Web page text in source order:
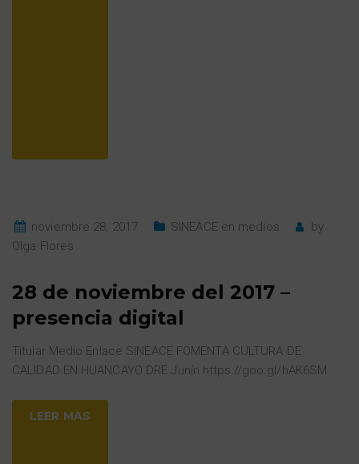
noviembre 28, 2017 SINEACE en medios
by
Olga Flores
28 de noviembre del 2017 –
presencia digital
Titular Medio Enlace SINEACE FOMENTA CULTURA DE
CALIDAD EN HUANCAYO DRE Junín https://goo.gl/hAK6SM
LEER MAS